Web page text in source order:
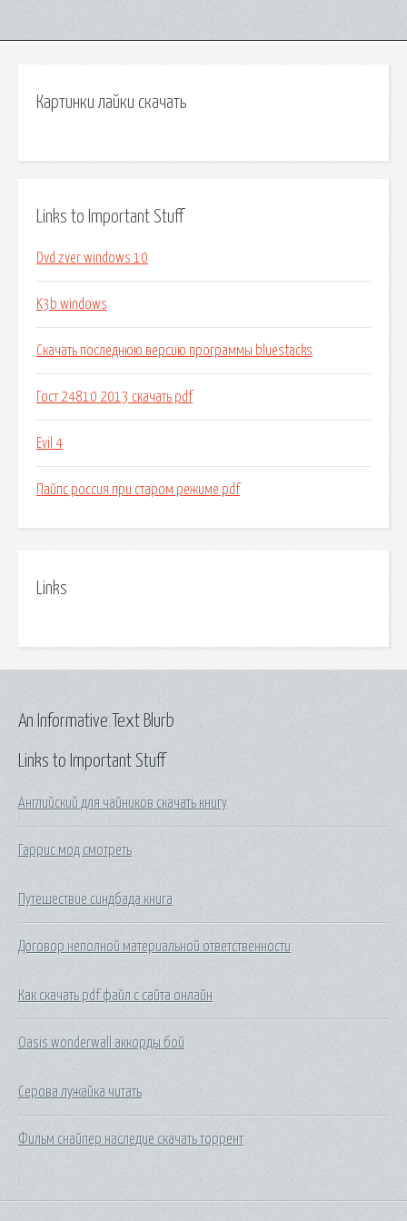
Картинки лайки скачать
Links to Important Stuff
Dvd zver windows 10
K3b windows
Скачать последнюю версию программы bluestacks
Гост 24810 2013 скачать pdf
Evil 4
Пайпс россия при старом режиме pdf
Links
Links to Important Stuff
Английский для чайников скачать книгу
Гаррис мод смотреть
Путешествие синдбада книга
Договор неполной материальной ответственности
Как скачать pdf файл с сайта онлайн
Oasis wonderwall аккорды бой
Серова лужайка читать
Фильм снайпер наследие скачать торрент
An Informative Text Blurb